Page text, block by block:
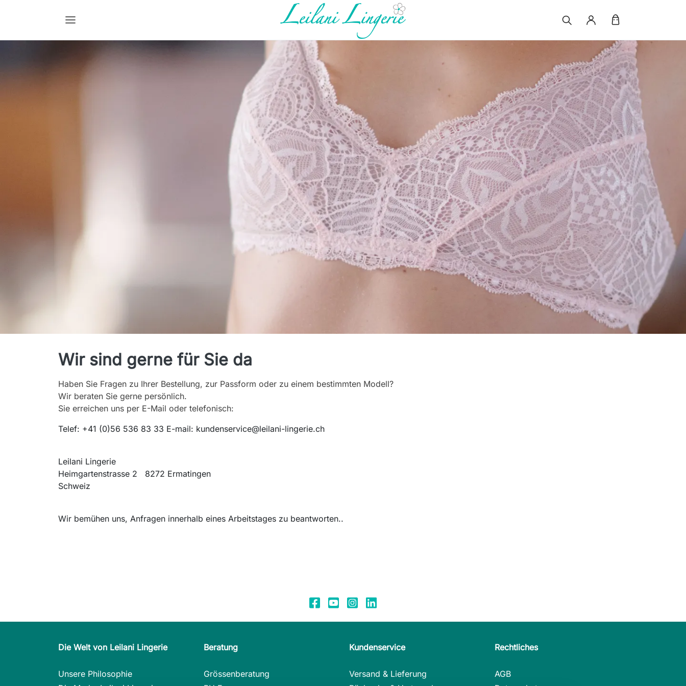
KontaktWir sind gerne für Sie da
Haben Sie Fragen zu Ihrer Bestellung, zur Passform oder zu einem bestimmten Modell?
Wir beraten Sie gerne persönlich.
Sie erreichen uns per E-Mail oder telefonisch:
Telef: +41 (0)56 536 83 33 E-mail: kundenservice@leilani-lingerie.ch
Leilani Lingerie
Heimgartenstrasse 2 8272 Ermatingen
Schweiz
Wir bemühen uns, Anfragen innerhalb eines Arbeitstages zu beantworten..
Die Welt von Leilani Lingerie
Unsere Philosophie
Beratung
Grössenberatung
Kundenservice
Versand & Lieferung
Rechtliches
AGB